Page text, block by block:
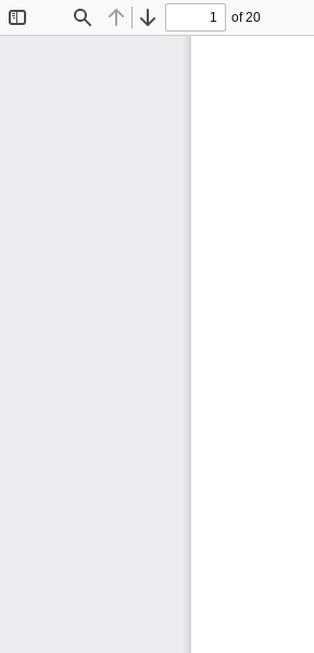
Find Previous
Next
of 20